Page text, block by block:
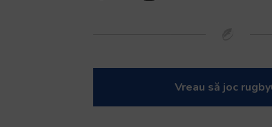
Vreau să joc rugby